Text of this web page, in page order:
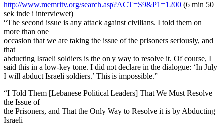
http://www.memritv.org/search.asp?ACT=S9&P1=1200 (6 min 50
sek inde i interviewet)
“The second issue is any attack against civilians. I told them on
more than one
occasion that we are taking the issue of the prisoners seriously, and
that
abducting Israeli soldiers is the only way to resolve it. Of course, I
said this in a low-key tone. I did not declare in the dialogue: ‘In July
I will abduct Israeli soldiers.’ This is impossible.”
“I Told Them [Lebanese Political Leaders] That We Must Resolve
the Issue of
the Prisoners, and That the Only Way to Resolve it is by Abducting
Israeli